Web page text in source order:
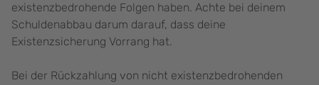
existenzbedrohende Folgen haben. Achte bei deinem
Schuldenabbau darum darauf, dass deine
Existenzsicherung Vorrang hat.
Bei der Rückzahlung von nicht existenzbedrohenden